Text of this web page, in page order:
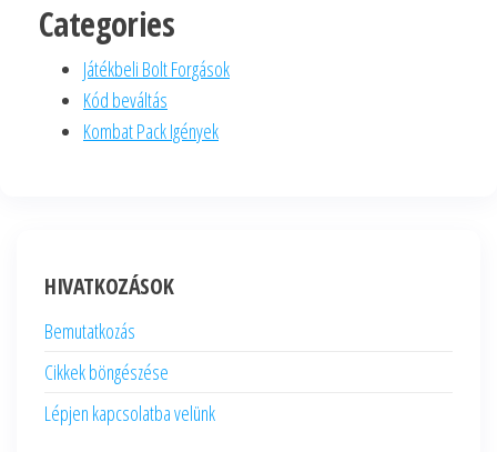
Categories
Játékbeli Bolt Forgások
Kód beváltás
Kombat Pack Igények
HIVATKOZÁSOK
Bemutatkozás
Cikkek böngészése
Lépjen kapcsolatba velünk